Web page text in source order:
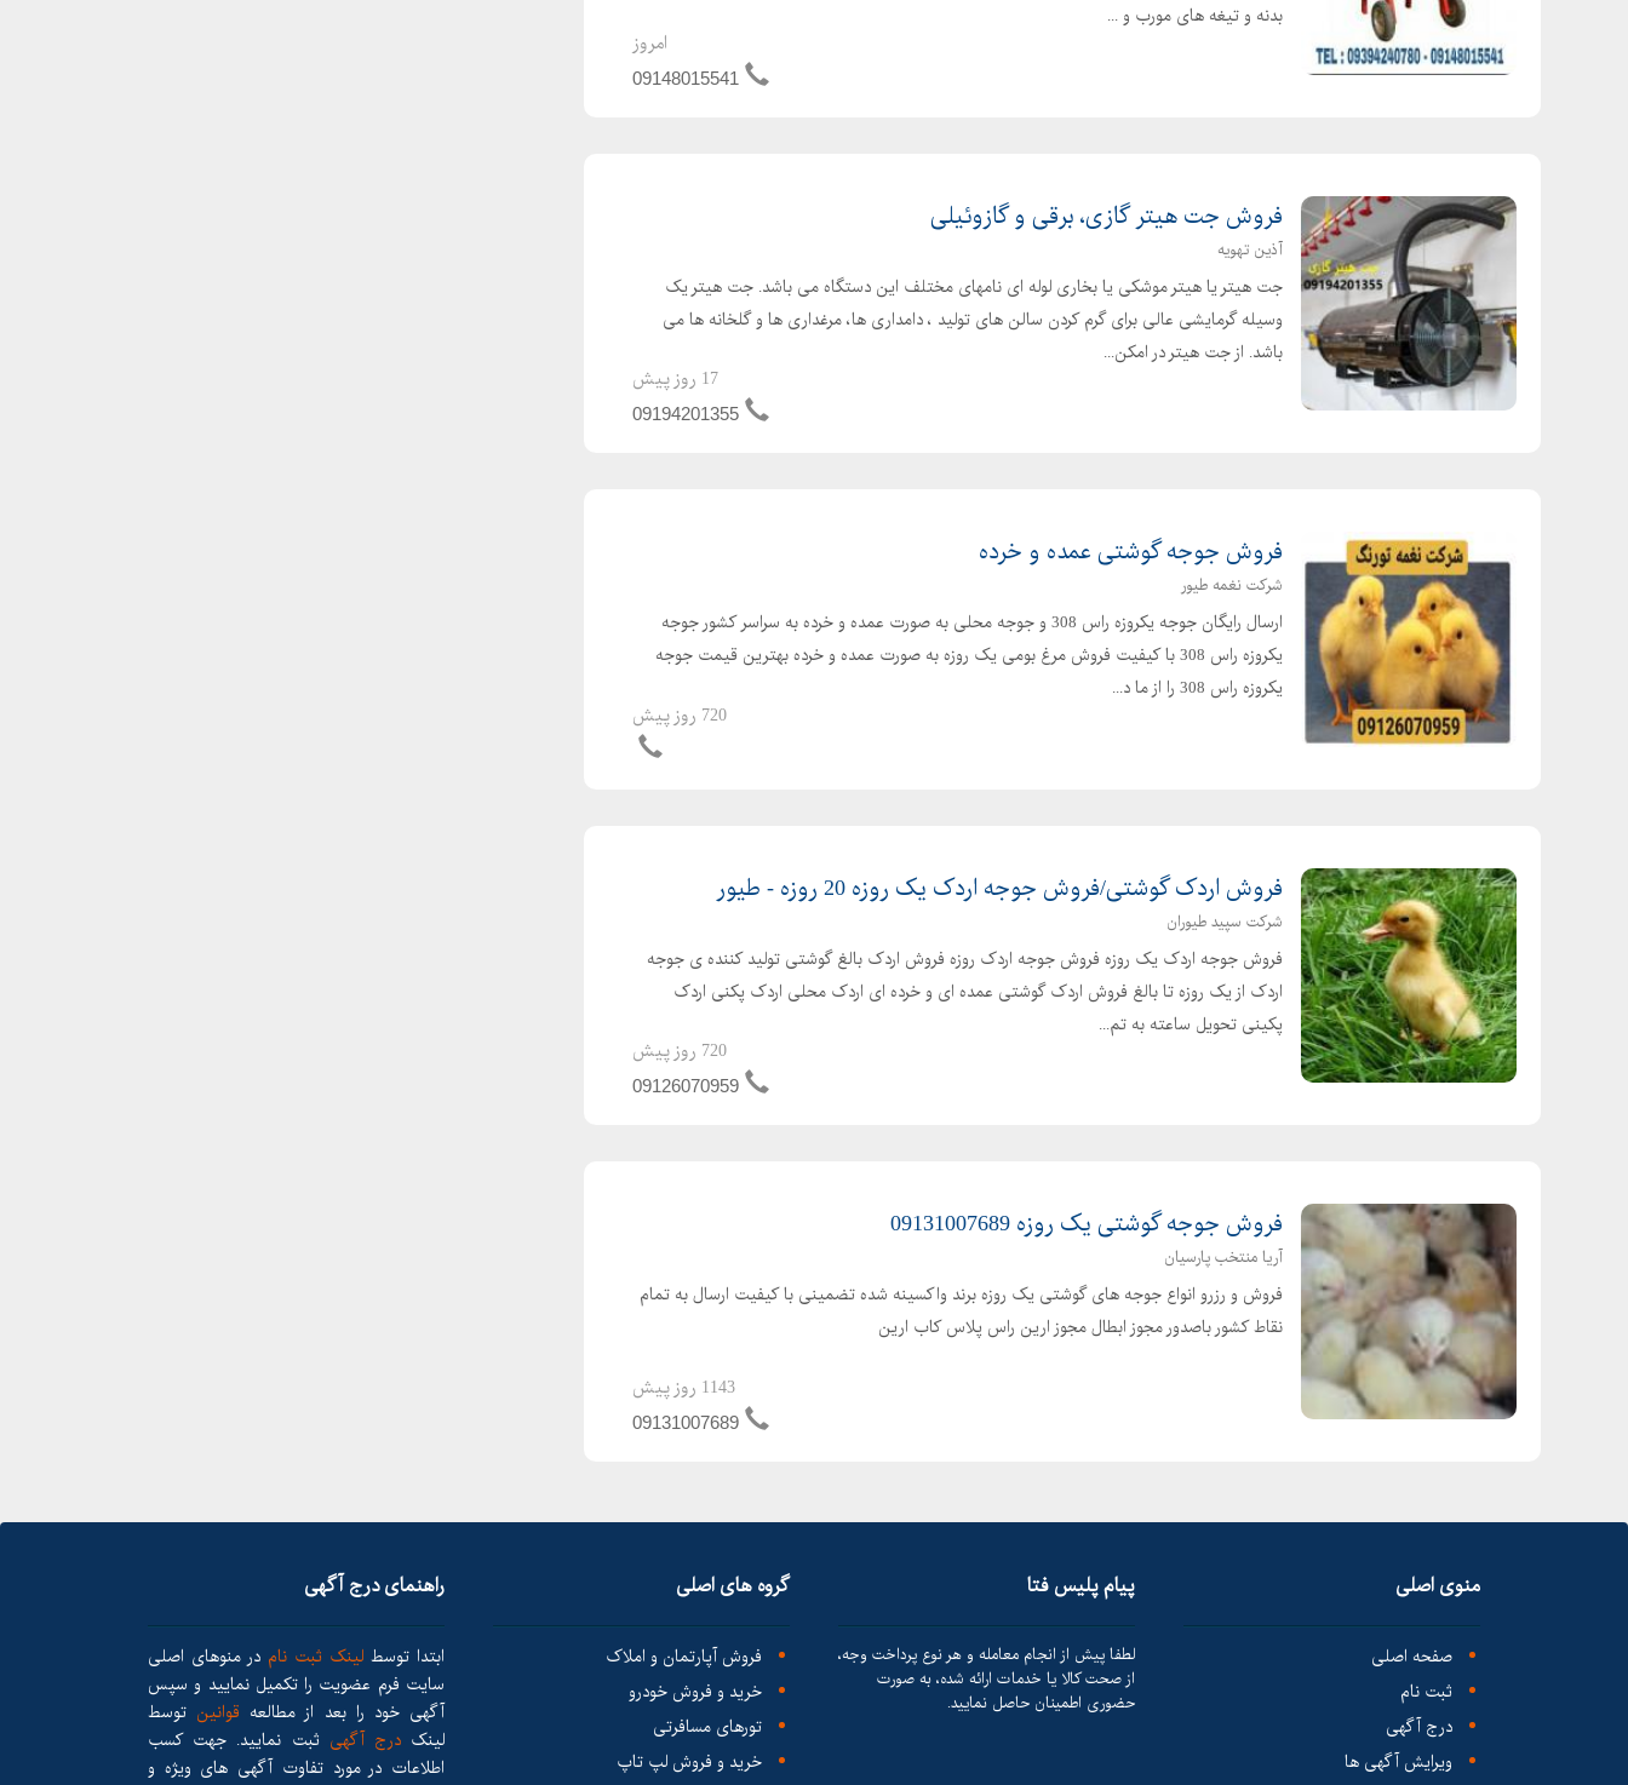
بدنه و تیغه های مورب و ...
امروز
09148015541
فروش جت هیتر گازی، برقی و گازوئیلی
آذین تهویه
جت هیتر یا هیتر موشکی یا بخاری لوله ای نامهای مختلف این دستگاه می باشد. جت هیتر یک
وسیله گرمایشی عالی برای گرم کردن سالن های تولید ، دامداری ها، مرغداری ها و گلخانه ها می
باشد. از جت هیتر در امکن...
17 روز پیش
09194201355
فروش جوجه گوشتی عمده و خرده
شرکت نغمه طیور
ارسال رایگان جوجه یکروزه راس 308 و جوجه محلی به صورت عمده و خرده به سراسر کشور جوجه
یکروزه راس 308 با کیفیت فروش مرغ بومی یک روزه به صورت عمده و خرده بهترین قیمت جوجه
یکروزه راس 308 را از ما د...
720 روز پیش
فروش اردک گوشتی/فروش جوجه اردک یک روزه 20 روزه - طیور
شرکت سپید طیوران
فروش جوجه اردک یک روزه فروش جوجه اردک روزه فروش اردک بالغ گوشتی تولید کننده ی جوجه
اردک از یک روزه تا بالغ فروش اردک گوشتی عمده ای و خرده ای اردک محلی اردک پکنی اردک
پکینی تحویل ساعته به تم...
720 روز پیش
09126070959
فروش جوجه گوشتی یک روزه 09131007689
آریا منتخب پارسیان
فروش و رزرو انواع جوجه های گوشتی یک روزه برند واکسینه شده تضمینی با کیفیت ارسال به تمام
نقاط کشور باصدور مجوز ابطال مجوز ارین راس پلاس کاب ارین
1143 روز پیش
09131007689
منوی اصلی
صفحه اصلی
ثبت نام
درج آگهی
ویرایش آگهی ها
پیام پلیس فتا
لطفا پیش از انجام معامله و هر نوع پرداخت وجه،
از صحت کالا یا خدمات ارائه شده، به صورت
حضوری اطمینان حاصل نمایید.
گروه های اصلی
فروش آپارتمان و املاک
خرید و فروش خودرو
تورهای مسافرتی
خرید و فروش لپ تاپ
راهنمای درج آگهی
ابتدا توسط لینک ثبت نام در منوهای اصلی
سایت فرم عضویت را تکمیل نمایید و سپس
آگهی خود را بعد از مطالعه قوانین توسط
لینکدرج آگهی ثبت نمایید. جهت کسب
اطلاعات در مورد تفاوت آگهی های ویژه و